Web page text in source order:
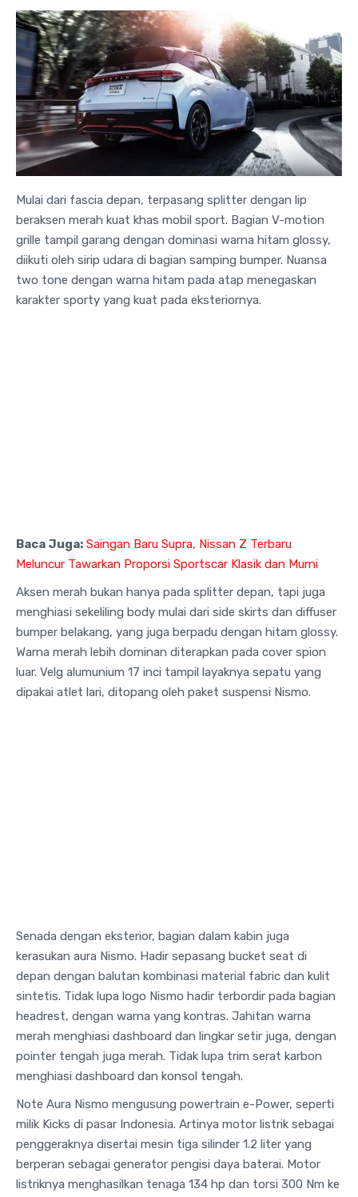
Mulai dari fascia depan, terpasang splitter dengan lip
beraksen merah kuat khas mobil sport. Bagian V-motion
grille tampil garang dengan dominasi warna hitam glossy,
diikuti oleh sirip udara di bagian samping bumper. Nuansa
two tone dengan warna hitam pada atap menegaskan
karakter sporty yang kuat pada eksteriornya.
Baca Juga: Saingan Baru Supra, Nissan Z Terbaru
Meluncur Tawarkan Proporsi Sportscar Klasik dan Murni
Aksen merah bukan hanya pada splitter depan, tapi juga
menghiasi sekeliling body mulai dari side skirts dan diffuser
bumper belakang, yang juga berpadu dengan hitam glossy.
Warna merah lebih dominan diterapkan pada cover spion
luar. Velg alumunium 17 inci tampil layaknya sepatu yang
dipakai atlet lari, ditopang oleh paket suspensi Nismo.
Senada dengan eksterior, bagian dalam kabin juga
kerasukan aura Nismo. Hadir sepasang bucket seat di
depan dengan balutan kombinasi material fabric dan kulit
sintetis. Tidak lupa logo Nismo hadir terbordir pada bagian
headrest, dengan warna yang kontras. Jahitan warna
merah menghiasi dashboard dan lingkar setir juga, dengan
pointer tengah juga merah. Tidak lupa trim serat karbon
menghiasi dashboard dan konsol tengah.
Note Aura Nismo mengusung powertrain e-Power, seperti
milik Kicks di pasar Indonesia. Artinya motor listrik sebagai
penggeraknya disertai mesin tiga silinder 1.2 liter yang
berperan sebagai generator pengisi daya baterai. Motor
listriknya menghasilkan tenaga 134 hp dan torsi 300 Nm ke